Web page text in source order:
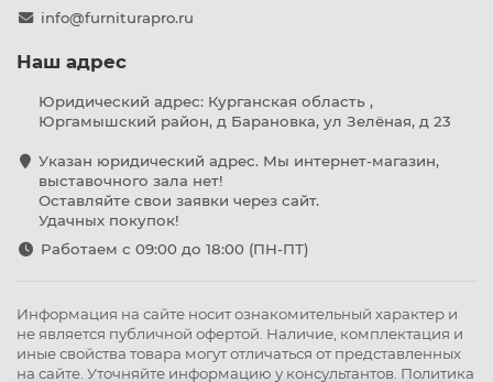
info@furniturapro.ru
Наш адрес
Юридический адрес: Курганская область ,
Юргамышский район, д Барановка, ул Зелёная, д 23
Указан юридический адрес. Мы интернет-магазин,
выставочного зала нет!
Оставляйте свои заявки через сайт.
Удачных покупок!
Работаем с 09:00 до 18:00 (ПН-ПТ)
Информация на сайте носит ознакомительный характер и
не является публичной офертой. Наличие, комплектация и
иные свойства товара могут отличаться от представленных
на сайте. Уточняйте информацию у консультантов. Политика